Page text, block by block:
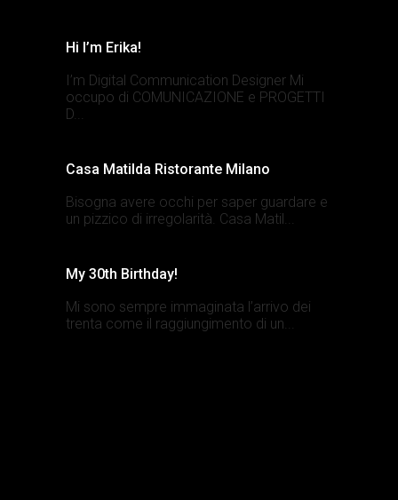
Hi I’m Erika!
I’m Digital Communication Designer Mi
occupo di COMUNICAZIONE e PROGETTI
D...
Casa Matilda Ristorante Milano
Bisogna avere occhi per saper guardare e
un pizzico di irregolarità. Casa Matil...
My 30th Birthday!
Mi sono sempre immaginata l’arrivo dei
trenta come il raggiungimento di un...